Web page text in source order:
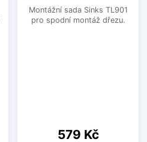
Montážní sada Sinks TL901
pro spodní montáž dřezu.
Cena
579 Kč